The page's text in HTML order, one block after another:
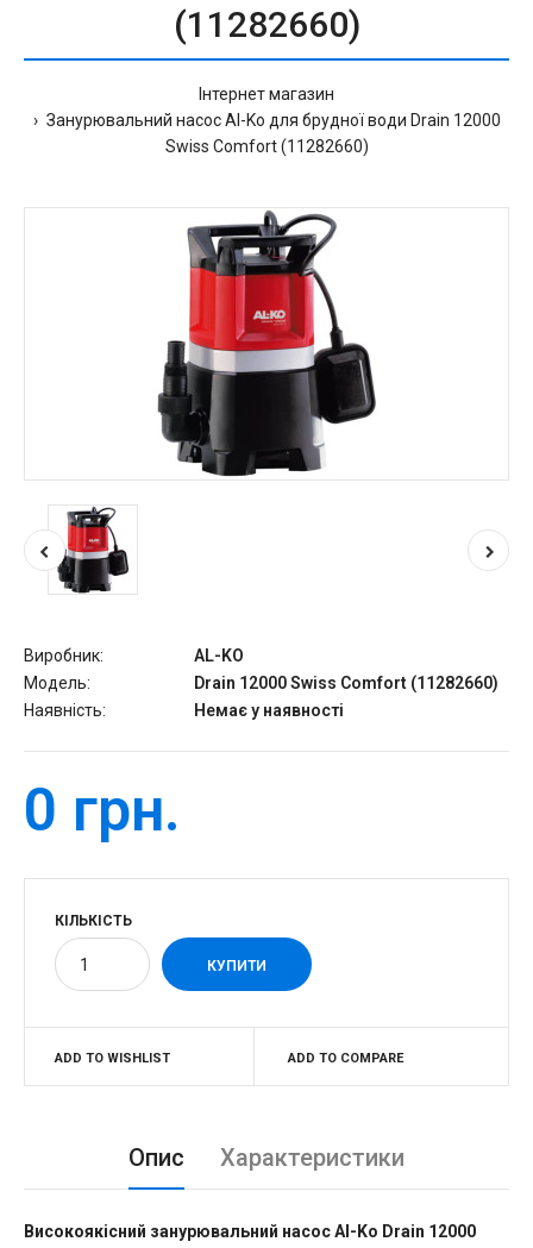
(11282660)
Інтернет магазин
Занурювальний насос Al-Ko для брудної води Drain 12000
Swiss Comfort (11282660)
Виробник:
AL-KO
Модель:
Drain 12000 Swiss Comfort (11282660)
Наявність:
Немає у наявності
0 грн.
КІЛЬКІСТЬ
ADD TO WISHLIST ADD TO COMPARE
Опис Характеристики
Високоякісний занурювальний насос Al-Ko Drain 12000